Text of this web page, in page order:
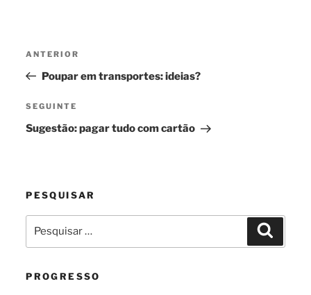
artigos
Conteúdo
anterior
ANTERIOR
Poupar em transportes: ideias?
Conteúdo
seguinte
SEGUINTE
Sugestão: pagar tudo com cartão
PESQUISAR
por:
PROGRESSO